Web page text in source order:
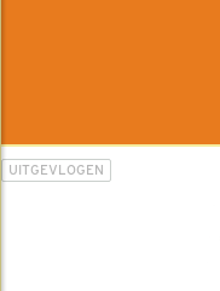
UITGEVLOGEN